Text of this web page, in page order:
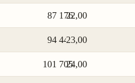
87 176
94 441
101 705
22,00
23,00
24,00